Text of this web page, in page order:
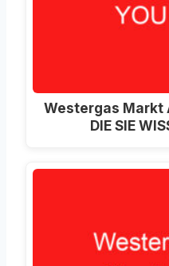
Westergas Markt
DIE SIE